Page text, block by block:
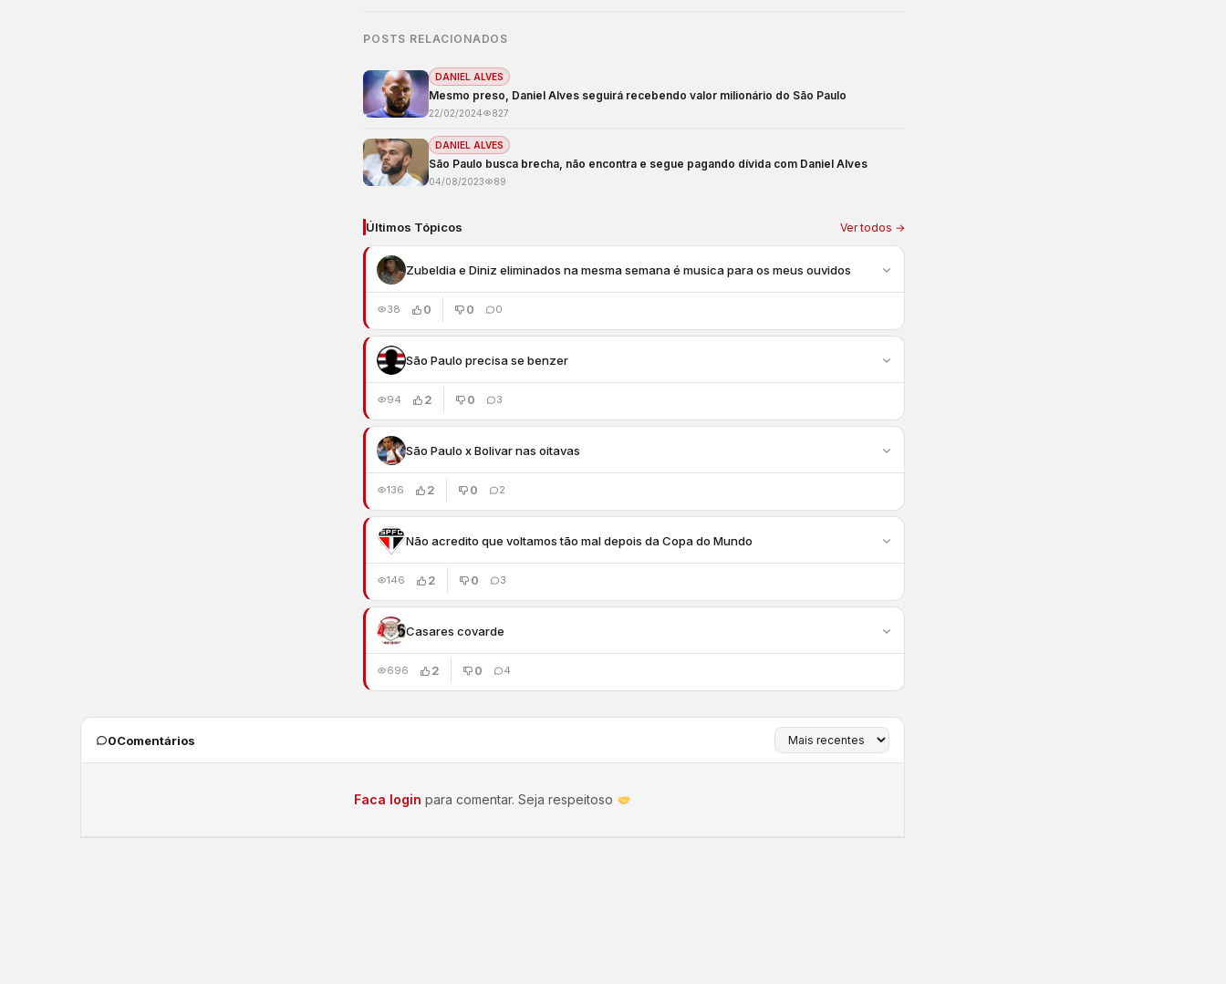
POSTS RELACIONADOS
DANIEL ALVES
Mesmo preso, Daniel Alves seguirá recebendo valor milionário do São Paulo
22/02/2024 827
DANIEL ALVES
São Paulo busca brecha, não encontra e segue pagando dívida com Daniel Alves
04/08/2023 89
Últimos Tópicos Ver todos →
Zubeldia e Diniz eliminados na mesma semana é musica para os meus ouvidos
38 0 0 0
São Paulo precisa se benzer
94 2 0 3
São Paulo x Bolivar nas oitavas
136 2 0 2
Não acredito que voltamos tão mal depois da Copa do Mundo
146 2 0 3
Casares covarde
696 2 0 4
0Comentários
Faca login para comentar. Seja respeitoso